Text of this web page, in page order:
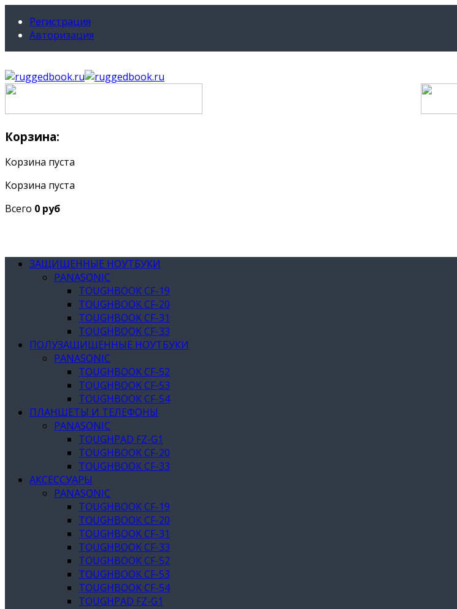
Регистрация
Авторизация
Корзина:
Корзина пуста
Корзина пуста
Всего 0 руб
ЗАЩИЩЕННЫЕ НОУТБУКИ
PANASONIC
TOUGHBOOK CF-19
TOUGHBOOK CF-20
TOUGHBOOK CF-31
TOUGHBOOK CF-33
ПОЛУЗАЩИЩЕННЫЕ НОУТБУКИ
PANASONIC
TOUGHBOOK CF-52
TOUGHBOOK CF-53
TOUGHBOOK CF-54
ПЛАНШЕТЫ И ТЕЛЕФОНЫ
PANASONIC
TOUGHPAD FZ-G1
TOUGHBOOK CF-20
TOUGHBOOK CF-33
АКСЕССУАРЫ
PANASONIC
TOUGHBOOK CF-19
TOUGHBOOK CF-20
TOUGHBOOK CF-31
TOUGHBOOK CF-33
TOUGHBOOK CF-52
TOUGHBOOK CF-53
TOUGHBOOK CF-54
TOUGHPAD FZ-G1